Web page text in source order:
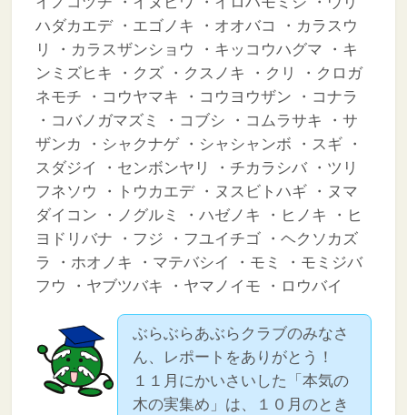
ハダカエデ・エゴノキ ・オオバコ
・カラスウ
リ
・カラスザンショウ ・キッコウハグマ ・キ
ンミズヒキ ・クズ・クスノキ ・クリ
・クロガ
ネモチ ・コウヤマキ ・コウヨウザン ・コナラ
・コバノガマズミ
・コブシ ・コムラサキ ・サ
ザンカ ・シャクナゲ・シャシャンボ ・スギ・
スダジイ
・センボンヤリ ・チカラシバ・ツリ
フネソウ ・トウカエデ・ヌスビトハギ・ヌマ
ダイコン ・ノグルミ ・ハゼノキ ・ヒノキ ・ヒ
ヨドリバナ ・フジ ・フユイチゴ・ヘクソカズ
ラ
・ホオノキ ・マテバシイ ・モミ
・モミジバ
フウ ・ヤブツバキ ・ヤマノイモ ・ロウバイ
ぶらぶらあぶらクラブのみなさ
ん、レポートをありがとう！
１１月にかいさいした「本気の
木の実集め」は、１０月のとき